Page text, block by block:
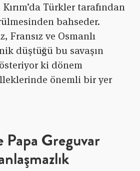
Türkler tarafından
bahseder.
Fransız ve Osmanlı
düştüğü bu savaşın
ki dönem
önemli bir yer
Greguvar